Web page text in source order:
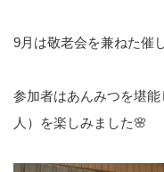
9月は敬老会を兼ねた催
参加者はあんみつを堪
人）を楽しみました🌸